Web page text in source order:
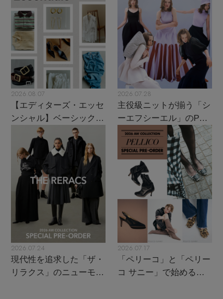
2026.08.07
【エディターズ・エッセ
ンシャル】ベーシックと
トレンドが交差する16の
2026.07.28
主役級ニットが揃う「シ
ーエフシーエル」のPOP
UPがスタート
2026.07.24
現代性を追求した「ザ・
リラクス」のニューモダ
2026.07.17
「ペリーコ」と「ペリー
コ サニー」で始める秋